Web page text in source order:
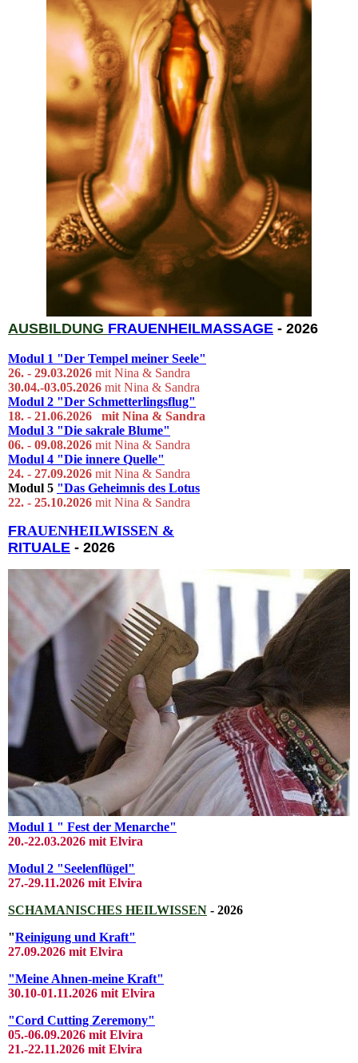
AUSBILDUNG FRAUENHEILMASSAGE - 2026
Modul 1 "Der Tempel meiner Seele"
26. - 29.03.2026 mit Nina & Sandra
30.04.-03.05.2026 mit Nina & Sandra
Modul 2 "Der Schmetterlingsflug"
18. - 21.06.2026 mit Nina & Sandra
Modul 3 "Die sakrale Blume"
06. - 09.08.2026 mit Nina & Sandra
Modul 4 "Die innere Quelle"
24. - 27.09.2026 mit Nina & Sandra
Modul 5 "Das Geheimnis des Lotus
22. - 25.10.2026 mit Nina & Sandra
FRAUENHEILWISSEN &
RITUALE - 2026
Modul 1 " Fest der Menarche"
20.-22.03.2026 mit Elvira
Modul 2 "Seelenflügel"
27.-29.11.2026 mit Elvira
SCHAMANISCHES HEILWISSEN - 2026
"Reinigung und Kraft"
27.09.2026 mit Elvira
"Meine Ahnen-meine Kraft"
30.10-01.11.2026 mit Elvira
"Cord Cutting Zeremony"
05.-06.09.2026 mit Elvira
21.-22.11.2026 mit Elvira